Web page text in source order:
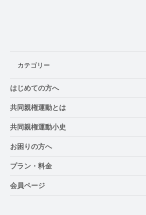
カテゴリー
はじめての方へ
共同親権運動とは
共同親権運動小史
お困りの方へ
プラン・料金
会員ページ